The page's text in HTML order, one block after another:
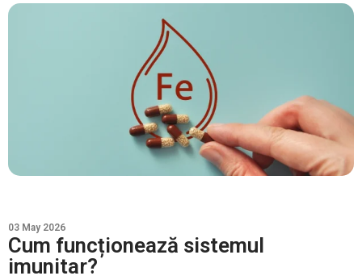
03 May 2026
Cum funcționează sistemul
imunitar?